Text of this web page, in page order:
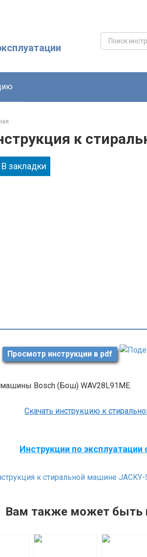
Поиск:
к
закладки
Просмотр инструкции в pdf
машины Bosch (Бош) WAV28L91ME.
Скачать инструкцию к
Инструкции по
к стиральной машине JACKY-
Вам также может быть